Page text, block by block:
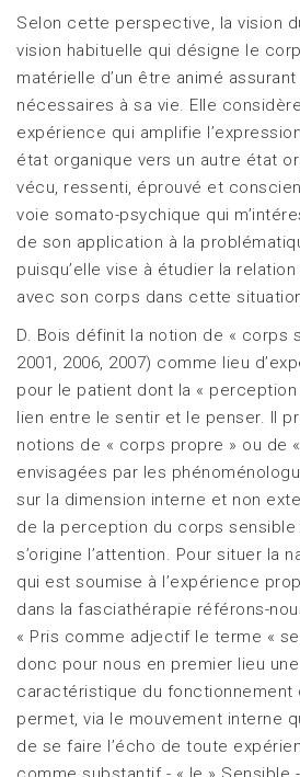
Selon cette perspective, la vision
vision habituelle qui désigne le
matérielle d’un être animé
nécessaires à sa vie. Elle
expérience qui amplifie
état organique vers un autre état
vécu, ressenti, éprouvé et
voie somato-psychique qui
de son application à la
puisqu’elle vise à étudier la
avec son corps dans cette
D. Bois définit la notion de « corps
2001, 2006, 2007) comme lieu
pour le patient dont la «
lien entre le sentir et le penser. Il
notions de « corps propre » ou de
envisagées par les
sur la dimension interne et non
de la perception du corps sensible
s’origine l’attention. Pour situer la
qui est soumise à l’expérience
dans la fasciathérapie référons-
« Pris comme adjectif le terme «
donc pour nous en premier lieu
caractéristique du fonctionnement
permet, via le mouvement interne
de se faire l’écho de toute